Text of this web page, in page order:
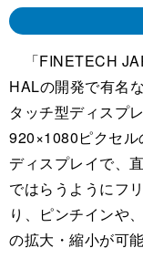
「FINETECH
HALの開発で有名
タッチ型ディスプ
920×1080ピクセ
ディスプレイで、
ではらうようにフ
り、ピンチインや
の拡大・縮小が可能